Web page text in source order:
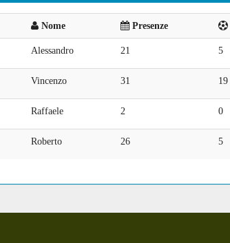
Nome Presenze
Alessandro 21 5
Vincenzo 31 19
Raffaele 2 0
Roberto 26 5